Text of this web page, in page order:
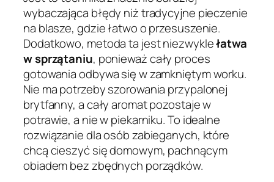
wybaczająca błędy niż tradycyjne pieczenie
na blasze, gdzie łatwo o przesuszenie.
Dodatkowo, metoda ta jest niezwyklełatwa
w sprzątaniu, ponieważ cały proces
gotowania odbywa się w zamkniętym worku.
Nie ma potrzeby szorowania przypalonej
brytfanny, a cały aromat pozostaje w
potrawie, a nie w piekarniku. To idealne
rozwiązanie dla osób zabieganych, które
chcą cieszyć się domowym, pachnącym
obiadem bez zbędnych porządków.